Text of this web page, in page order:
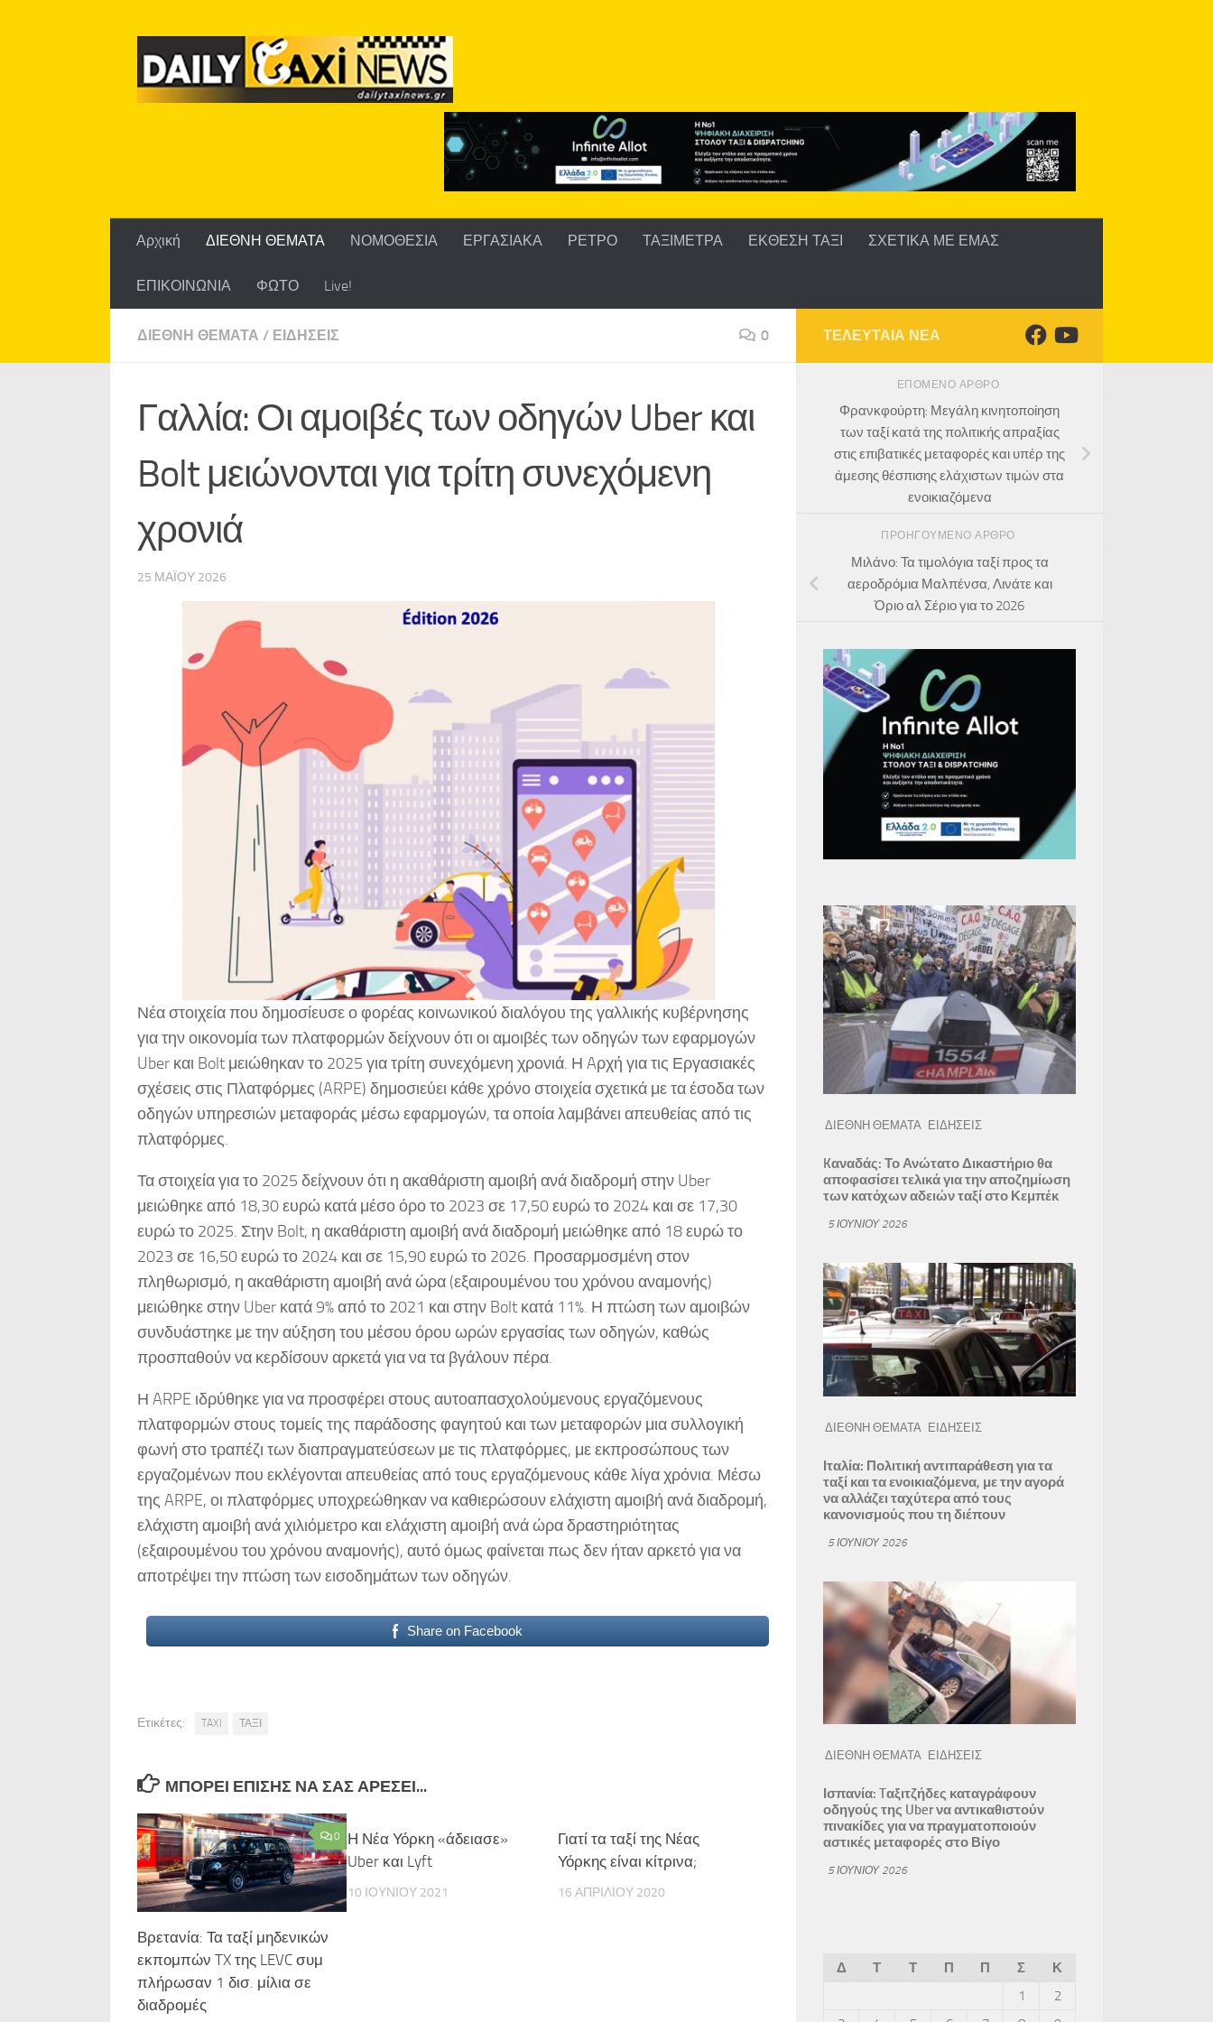
Αρχική ΔΙΕΘΝΗ ΘΕΜΑΤΑ ΝΟΜΟΘΕΣΙΑ ΕΡΓΑΣΙΑΚΑ ΡΕΤΡΟ ΤΑΞΙΜΕΤΡΑ ΕΚΘΕΣΗ ΤΑΞΙ ΣΧΕΤΙΚΑ ΜΕ ΕΜΑΣ
ΕΠΙΚΟΙΝΩΝΙΑ ΦΩΤΟ Live!
ΔΙΕΘΝΗ ΘΕΜΑΤΑ / ΕΙΔΗΣΕΙΣ 0
Γαλλία: Οι αμοιβές των οδηγών Uber και
Bolt μειώνονται για τρίτη συνεχόμενη
χρονιά
25 ΜΑΪ́ΟΥ 2026
Νέα στοιχεία που δημοσίευσε ο φορέας κοινωνικού διαλόγου της γαλλικής κυβέρνησης
για την οικονομία των πλατφορμών δείχνουν ότι οι αμοιβές των οδηγών των εφαρμογών
Uber και Bolt μειώθηκαν το 2025 για τρίτη συνεχόμενη χρονιά. Η Aρχή για τις Εργασιακές
σχέσεις στις Πλατφόρμες (ARPE) δημοσιεύει κάθε χρόνο στοιχεία σχετικά με τα έσοδα των
οδηγών υπηρεσιών μεταφοράς μέσω εφαρμογών, τα οποία λαμβάνει απευθείας από τις
πλατφόρμες.
Τα στοιχεία για το 2025 δείχνουν ότι η ακαθάριστη αμοιβή ανά διαδρομή στην Uber
μειώθηκε από 18,30 ευρώ κατά μέσο όρο το 2023 σε 17,50 ευρώ το 2024 και σε 17,30
ευρώ το 2025. Στην Bolt, η ακαθάριστη αμοιβή ανά διαδρομή μειώθηκε από 18 ευρώ το
2023 σε 16,50 ευρώ το 2024 και σε 15,90 ευρώ το 2026. Προσαρμοσμένη στον
πληθωρισμό, η ακαθάριστη αμοιβή ανά ώρα (εξαιρουμένου του χρόνου αναμονής)
μειώθηκε στην Uber κατά 9% από το 2021 και στην Bolt κατά 11%. Η πτώση των αμοιβών
συνδυάστηκε με την αύξηση του μέσου όρου ωρών εργασίας των οδηγών, καθώς
προσπαθούν να κερδίσουν αρκετά για να τα βγάλουν πέρα.
Η ARPE ιδρύθηκε για να προσφέρει στους αυτοαπασχολούμενους εργαζόμενους
πλατφορμών στους τομείς της παράδοσης φαγητού και των μεταφορών μια συλλογική
φωνή στο τραπέζι των διαπραγματεύσεων με τις πλατφόρμες, με εκπροσώπους των
εργαζομένων που εκλέγονται απευθείας από τους εργαζόμενους κάθε λίγα χρόνια. Μέσω
της ARPE, οι πλατφόρμες υποχρεώθηκαν να καθιερώσουν ελάχιστη αμοιβή ανά διαδρομή,
ελάχιστη αμοιβή ανά χιλιόμετρο και ελάχιστη αμοιβή ανά ώρα δραστηριότητας
(εξαιρουμένου του χρόνου αναμονής), αυτό όμως φαίνεται πως δεν ήταν αρκετό για να
αποτρέψει την πτώση των εισοδημάτων των οδηγών.
Share on Facebook
Ετικέτες: TAXI ΤΑΞΙ
ΜΠΟΡΕΊ ΕΠΊΣΗΣ ΝΑ ΣΑΣ ΑΡΈΣΕΙ...
0
Βρετανία: Τα ταξί μηδενικών
εκπομπών TX της LEVC συμ
πλήρωσαν 1 δισ. μίλια σε
διαδρομές
Η Νέα Υόρκη «άδειασε»
Uber και Lyft
10 ΙΟΥΝΊΟΥ 2021
Γιατί τα ταξί της Νέας
Υόρκης είναι κίτρινα;
16 ΑΠΡΙΛΊΟΥ 2020
ΤΕΛΕΥΤΑΙΑ ΝΕΑ
ΕΠΌΜΕΝΟ ΆΡΘΡΟ
Φρανκφούρτη: Μεγάλη κινητοποίηση
των ταξί κατά της πολιτικής απραξίας
στις επιβατικές μεταφορές και υπέρ της
άμεσης θέσπισης ελάχιστων τιμών στα
ενοικιαζόμενα
ΠΡΟΗΓΟΎΜΕΝΟ ΆΡΘΡΟ
Μιλάνο: Τα τιμολόγια ταξί προς τα
αεροδρόμια Μαλπένσα, Λινάτε και
Όριο αλ Σέριο για το 2026
ΔΙΕΘΝΗ ΘΕΜΑΤΑ ΕΙΔΗΣΕΙΣ
Kαναδάς: Το Ανώτατο Δικαστήριο θα
αποφασίσει τελικά για την αποζημίωση
των κατόχων αδειών ταξί στο Κεμπέκ
5 ΙΟΥΝΊΟΥ 2026
ΔΙΕΘΝΗ ΘΕΜΑΤΑ ΕΙΔΗΣΕΙΣ
Ιταλία: Πολιτική αντιπαράθεση για τα
ταξί και τα ενοικιαζόμενα, με την αγορά
να αλλάζει ταχύτερα από τους
κανονισμούς που τη διέπουν
5 ΙΟΥΝΊΟΥ 2026
ΔΙΕΘΝΗ ΘΕΜΑΤΑ ΕΙΔΗΣΕΙΣ
Ισπανία: Tαξιτζήδες καταγράφουν
οδηγούς της Uber να αντικαθιστούν
πινακίδες για να πραγματοποιούν
αστικές μεταφορές στο Βίγο
5 ΙΟΥΝΊΟΥ 2026
Δ Τ Τ Π Π Σ
Κ
1
2